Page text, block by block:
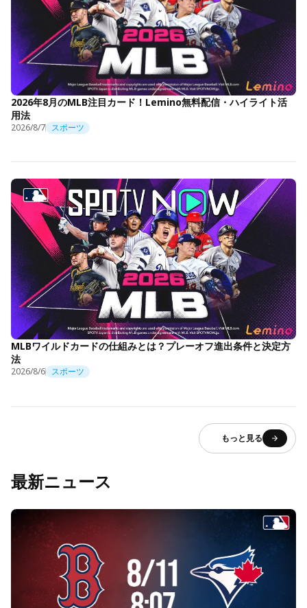
2026年8月のMLB注目カード！Lemino無料配信・ハイライト活
用法
2026/8/7 スポーツ
MLBワイルドカードの仕組みとは？プレーオフ進出条件と決定方
法
2026/8/6 スポーツ
もっと見る
最新ニュース